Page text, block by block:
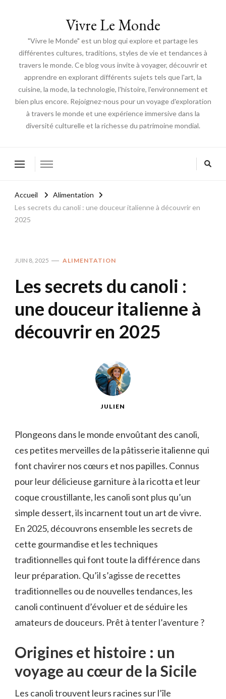
Vivre Le Monde
"Vivre le Monde" est un blog qui explore et partage les
différentes cultures, traditions, styles de vie et tendances à
travers le monde. Ce blog vous invite à voyager, découvrir et
apprendre en explorant différents sujets tels que l'art, la
cuisine, la mode, la technologie, l'histoire, l'environnement et
bien plus encore. Rejoignez-nous pour un voyage d'exploration
à travers le monde et une expérience immersive dans la
diversité culturelle et la richesse du patrimoine mondial.
Accueil
Alimentation
Les secrets du canoli : une douceur italienne à découvrir en
2025
JUIN 8, 2025 ALIMENTATION
Les secrets du canoli :
une douceur italienne à
découvrir en 2025
JULIEN
Plongeons dans le monde envoûtant des canoli,
ces petites merveilles de la pâtisserie italienne qui
font chavirer nos cœurs et nos papilles. Connus
pour leur délicieuse garniture à la ricotta et leur
coque croustillante, les canoli sont plus qu’un
simple dessert, ils incarnent tout un art de vivre.
En 2025, découvrons ensemble les secrets de
cette gourmandise et les techniques
traditionnelles qui font toute la différence dans
leur préparation. Qu’il s’agisse de recettes
traditionnelles ou de nouvelles tendances, les
canoli continuent d’évoluer et de séduire les
amateurs de douceurs. Prêt à tenter l’aventure ?
Origines et histoire : un
voyage au cœur de la Sicile
Les canoli trouvent leurs racines sur l’île